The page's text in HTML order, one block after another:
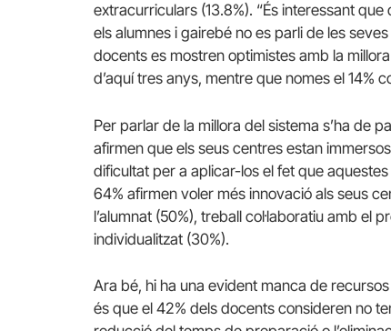
extracurriculars (13.8%). “És interessant
els alumnes i gairebé no es parli de les
docents es mostren optimistes amb la
d’aquí tres anys, mentre que nomes el 14%
Per parlar de la millora del sistema s’ha de
afirmen que els seus centres estan
dificultat per a aplicar-los el fet que
64% afirmen voler més innovació als seus
l’alumnat (50%), treball col·laboratiu amb el
individualitzat (30%).
Ara bé, hi ha una evident manca de
és que el 42% dels docents consideren no